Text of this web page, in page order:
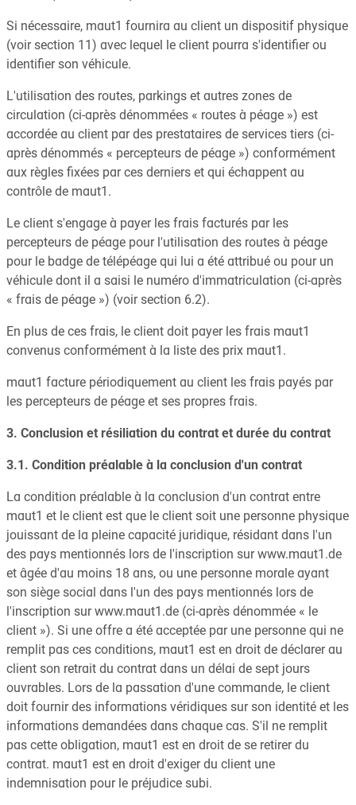
Si nécessaire, maut1 fournira au client un dispositif physique
(voir section 11) avec lequel le client pourra s'identifier ou
identifier son véhicule.
L'utilisation des routes, parkings et autres zones de
circulation (ci-après dénommées « routes à péage ») est
accordée au client par des prestataires de services tiers (ci-
après dénommés « percepteurs de péage ») conformément
aux règles fixées par ces derniers et qui échappent au
contrôle de maut1.
Le client s'engage à payer les frais facturés par les
percepteurs de péage pour l'utilisation des routes à péage
pour le badge de télépéage qui lui a été attribué ou pour un
véhicule dont il a saisi le numéro d'immatriculation (ci-après
« frais de péage ») (voir section 6.2).
En plus de ces frais, le client doit payer les frais maut1
convenus conformément à la liste des prix maut1.
maut1 facture périodiquement au client les frais payés par
les percepteurs de péage et ses propres frais.
3. Conclusion et résiliation du contrat et durée du contrat
3.1. Condition préalable à la conclusion d'un contrat
La condition préalable à la conclusion d'un contrat entre
maut1 et le client est que le client soit une personne physique
jouissant de la pleine capacité juridique, résidant dans l'un
des pays mentionnés lors de l'inscription sur www.maut1.de
et âgée d'au moins 18 ans, ou une personne morale ayant
son siège social dans l'un des pays mentionnés lors de
l'inscription sur www.maut1.de (ci-après dénommée « le
client »). Si une offre a été acceptée par une personne qui ne
remplit pas ces conditions, maut1 est en droit de déclarer au
client son retrait du contrat dans un délai de sept jours
ouvrables. Lors de la passation d'une commande, le client
doit fournir des informations véridiques sur son identité et les
informations demandées dans chaque cas. S'il ne remplit
pas cette obligation, maut1 est en droit de se retirer du
contrat. maut1 est en droit d'exiger du client une
indemnisation pour le préjudice subi.